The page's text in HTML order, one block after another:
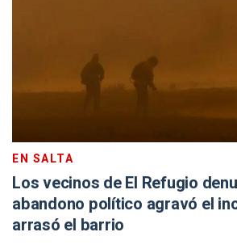
EN SALTA
Los vecinos de El Refugio
abandono político agravó el
arrasó el barrio